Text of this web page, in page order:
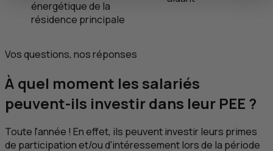
énergétique de la
résidence principale
Vos questions, nos réponses
À quel moment les salariés
peuvent-ils investir dans leur PEE ?
Toute l'année ! En effet, ils peuvent investir leurs primes
de participation et/ou d'intéressement lors de la période